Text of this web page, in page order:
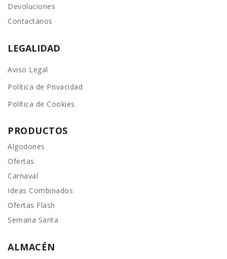
Devoluciones
Contactanos
LEGALIDAD
Aviso Legal
Política de Privacidad
Política de Cookies
PRODUCTOS
Algodones
Ofertas
Carnaval
Ideas Combinados
Ofertas Flash
Semana Santa
ALMACÉN